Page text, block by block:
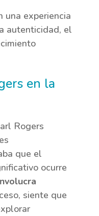
una experiencia
autenticidad, el
en la
Rogers
que el
ocurre
siente que